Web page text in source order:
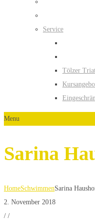
Service
Tölzer
Menu
Sarina
HomeSchwimmenSarina
2. November 2018
/ /